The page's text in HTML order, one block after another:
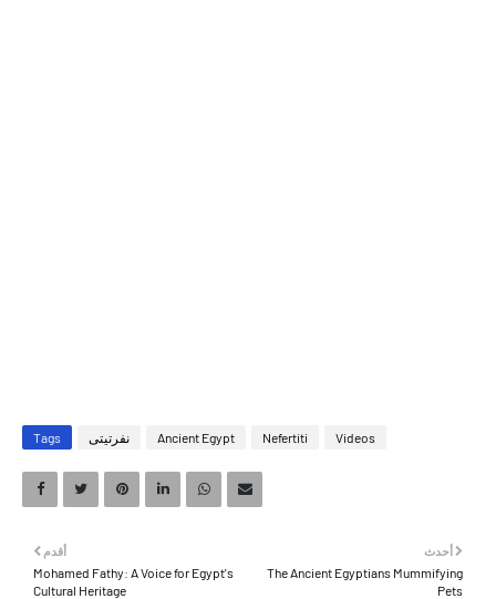
Tags نفرتيتى Ancient Egypt Nefertiti Videos
أحدث
The Ancient Egyptians Mummifying
Pets
أقدم
Mohamed Fathy: A Voice for Egypt's
Cultural Heritage